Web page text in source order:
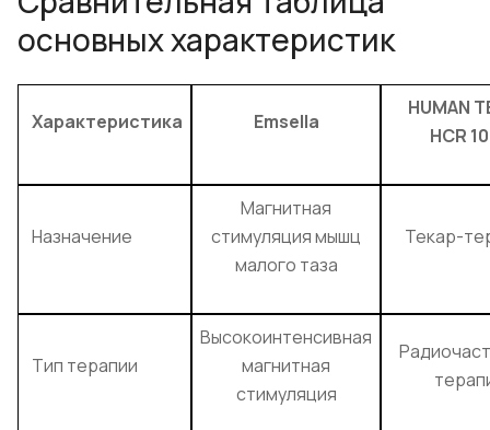
основных характеристик
Характеристика Emsella
HUMAN
HCR
Назначение
Магнитная
стимуляция мышц
малого таза
Текар-
Тип терапии
Высокоинтенсивная
магнитная
стимуляция